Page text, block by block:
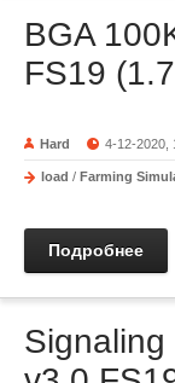
BGA
FS19
Hard 4-12-2020,
load / Farming
Подробнее